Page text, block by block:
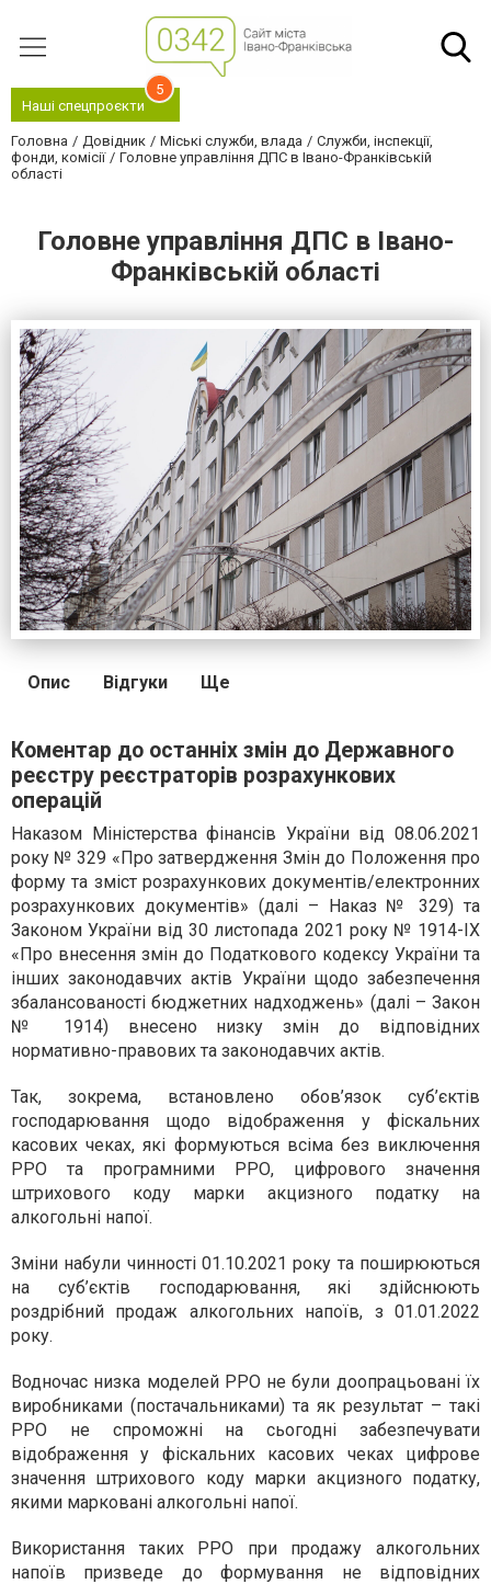
Наші спецпроєкти
5
Головна Довідник Міські служби, влада
Служби, інспекції,
фонди, комісії
Головне управління ДПС в Івано-Франківській
області
Головне управління ДПС в Івано-
Франківській області
Опис Відгуки Ще
Коментар до останніх змін до Державного
реєстру реєстраторів розрахункових
операцій
Наказом Міністерства фінансів України від 08.06.2021
року № 329 «Про затвердження Змін до Положення про
форму та зміст розрахункових документів/електронних
розрахункових документів» (далі – Наказ № 329) та
Законом України від 30 листопада 2021 року № 1914-IX
«Про внесення змін до Податкового кодексу України та
інших законодавчих актів України щодо забезпечення
збалансованості бюджетних надходжень» (далі – Закон
№ 1914) внесено низку змін до відповідних
нормативно-правових та законодавчих актів.
Так, зокрема, встановлено обов’язок суб’єктів
господарювання щодо відображення у фіскальних
касових чеках, які формуються всіма без виключення
РРО та програмними РРО, цифрового значення
штрихового коду марки акцизного податку на
алкогольні напої.
Зміни набули чинності 01.10.2021 року та поширюються
на суб’єктів господарювання, які здійснюють
роздрібний продаж алкогольних напоїв, з 01.01.2022
року.
Водночас низка моделей РРО не були доопрацьовані їх
виробниками (постачальниками) та як результат – такі
РРО не спроможні на сьогодні забезпечувати
відображення у фіскальних касових чеках цифрове
значення штрихового коду марки акцизного податку,
якими марковані алкогольні напої.
Використання таких РРО при продажу алкогольних
напоїв призведе до формування не відповідних